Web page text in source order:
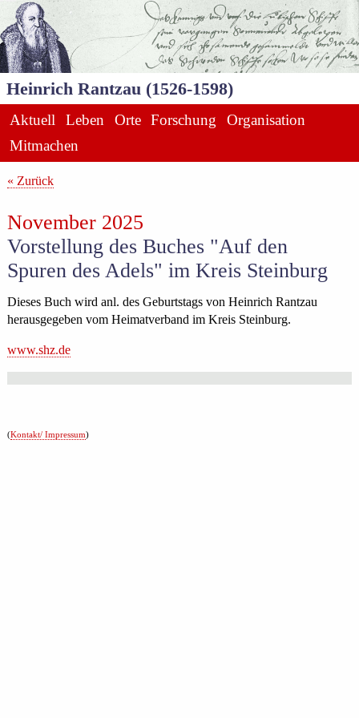
Heinrich Rantzau (1526-1598)
Aktuell Leben Orte Forschung
Organisation
Mitmachen
« Zurück
November 2025
Vorstellung des Buches "Auf den
Spuren des Adels" im Kreis Steinburg
Dieses Buch wird anl. des Geburtstags von Heinrich Rantzau
herausgegeben vom Heimatverband im Kreis Steinburg.
www.shz.de
(Kontakt/ Impressum)